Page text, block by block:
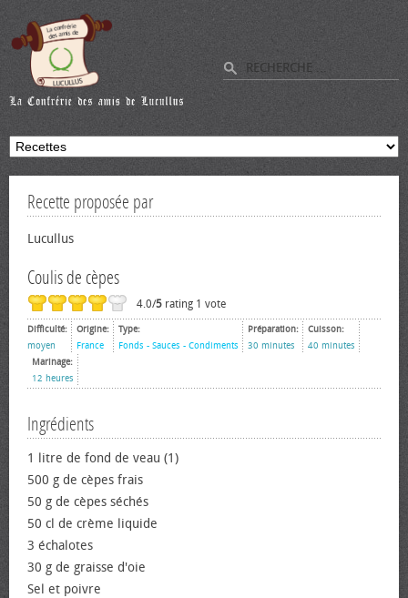
Recette proposée par
Lucullus
Coulis de cèpes
4.0/5 rating 1 vote
Difficulté:
moyen
Origine:
France
Type:
Fonds - Sauces - Condiments
Préparation:
30 minutes
Cuisson:
40 minutes
Marinage:
12 heures
Ingrédients
1 litre de fond de veau (1)
500 g de cèpes frais
50 g de cèpes séchés
50 cl de crème liquide
3 échalotes
30 g de graisse d'oie
Sel et poivre